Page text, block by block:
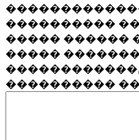
����������
����� ������
�����
����������